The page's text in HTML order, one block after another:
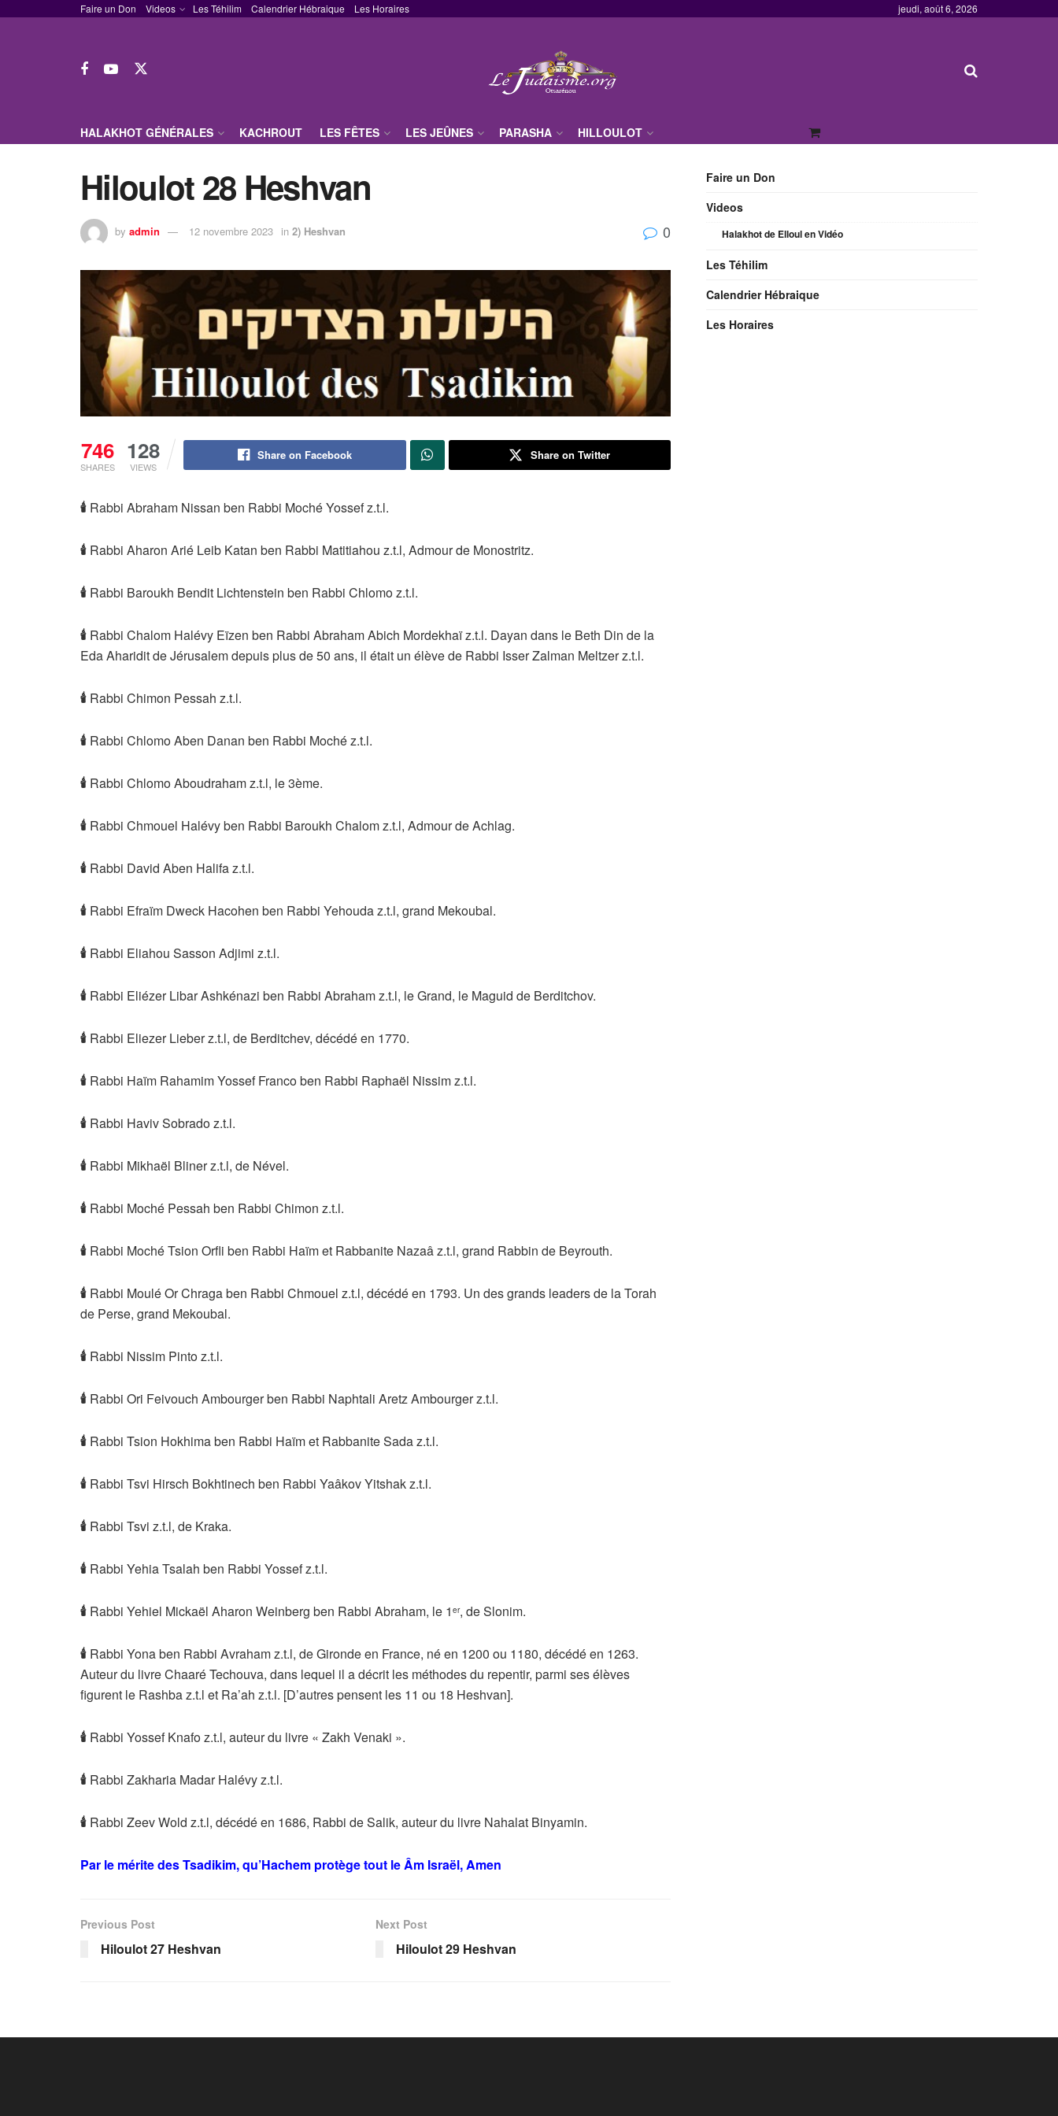
Faire un Don Videos Les Téhilim Calendrier Hébraique Les Horaires jeudi, août 6, 2026
HALAKHOT GÉNÉRALES KACHROUT LES FÊTES LES JEÛNES PARASHA HILLOULOT
Hiloulot 28 Heshvan
by admin 12 novembre 2023 in 2) Heshvan 0
746
SHARES
128
VIEWS
Share on Facebook Share on Twitter
🕯 Rabbi Abraham Nissan ben Rabbi Moché Yossef z.t.l.
🕯 Rabbi Aharon Arié Leib Katan ben Rabbi Matitiahou z.t.l, Admour de Monostritz.
🕯 Rabbi Baroukh Bendit Lichtenstein ben Rabbi Chlomo z.t.l.
🕯 Rabbi Chalom Halévy Eïzen ben Rabbi Abraham Abich Mordekhaï z.t.l. Dayan dans le Beth Din de la
Eda Aharidit de Jérusalem depuis plus de 50 ans, il était un élève de Rabbi Isser Zalman Meltzer z.t.l.
🕯 Rabbi Chimon Pessah z.t.l.
🕯 Rabbi Chlomo Aben Danan ben Rabbi Moché z.t.l.
🕯 Rabbi Chlomo Aboudraham z.t.l, le 3ème.
🕯 Rabbi Chmouel Halévy ben Rabbi Baroukh Chalom z.t.l, Admour de Achlag.
🕯 Rabbi David Aben Halifa z.t.l.
🕯 Rabbi Efraïm Dweck Hacohen ben Rabbi Yehouda z.t.l, grand Mekoubal.
🕯 Rabbi Eliahou Sasson Adjimi z.t.l.
🕯 Rabbi Eliézer Libar Ashkénazi ben Rabbi Abraham z.t.l, le Grand, le Maguid de Berditchov.
🕯 Rabbi Eliezer Lieber z.t.l, de Berditchev, décédé en 1770.
🕯 Rabbi Haïm Rahamim Yossef Franco ben Rabbi Raphaël Nissim z.t.l.
🕯 Rabbi Haviv Sobrado z.t.l.
🕯 Rabbi Mikhaël Bliner z.t.l, de Nével.
🕯 Rabbi Moché Pessah ben Rabbi Chimon z.t.l.
🕯 Rabbi Moché Tsion Orfli ben Rabbi Haïm et Rabbanite Nazaâ z.t.l, grand Rabbin de Beyrouth.
🕯 Rabbi Moulé Or Chraga ben Rabbi Chmouel z.t.l, décédé en 1793. Un des grands leaders de la Torah
de Perse, grand Mekoubal.
🕯 Rabbi Nissim Pinto z.t.l.
🕯 Rabbi Ori Feivouch Ambourger ben Rabbi Naphtali Aretz Ambourger z.t.l.
🕯 Rabbi Tsion Hokhima ben Rabbi Haïm et Rabbanite Sada z.t.l.
🕯 Rabbi Tsvi Hirsch Bokhtinech ben Rabbi Yaâkov Yitshak z.t.l.
🕯 Rabbi Tsvi z.t.l, de Kraka.
🕯 Rabbi Yehia Tsalah ben Rabbi Yossef z.t.l.
🕯 Rabbi Yehiel Mickaël Aharon Weinberg ben Rabbi Abraham, le 1 er, de Slonim.
🕯 Rabbi Yona ben Rabbi Avraham z.t.l, de Gironde en France, né en 1200 ou 1180, décédé en 1263.
Auteur du livre Chaaré Techouva, dans lequel il a décrit les méthodes du repentir, parmi ses élèves
figurent le Rashba z.t.l et Ra’ah z.t.l. [D’autres pensent les 11 ou 18 Heshvan].
🕯 Rabbi Yossef Knafo z.t.l, auteur du livre « Zakh Venaki ».
🕯 Rabbi Zakharia Madar Halévy z.t.l.
🕯 Rabbi Zeev Wold z.t.l, décédé en 1686, Rabbi de Salik, auteur du livre Nahalat Binyamin.
Par le mérite des Tsadikim, qu’Hachem protège tout le Âm Israël, Amen
Previous Post
Hiloulot 27 Heshvan
Next Post
Hiloulot 29 Heshvan
Faire un Don
Videos
Halakhot de Elloul en Vidéo
Les Téhilim
Calendrier Hébraique
Les Horaires